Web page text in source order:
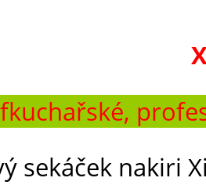
sekáček nakiri